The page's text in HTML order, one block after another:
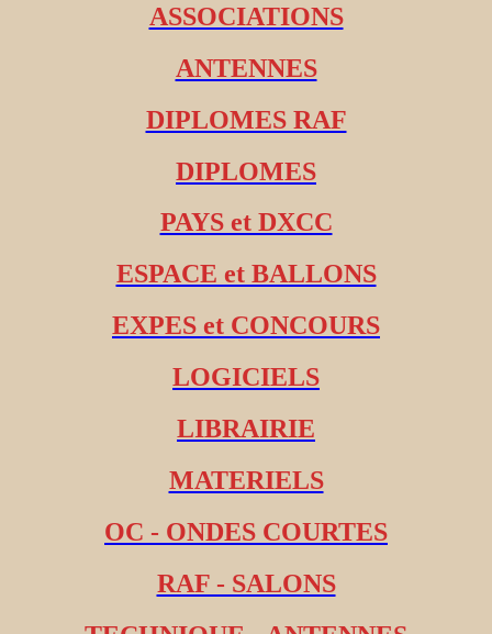
ASSOCIATIONS
ANTENNES
DIPLOMES RAF
DIPLOMES
PAYS et DXCC
ESPACE et BALLONS
EXPES et CONCOURS
LOGICIELS
LIBRAIRIE
MATERIELS
OC - ONDES COURTES
RAF - SALONS